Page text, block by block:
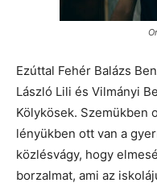
Ezúttal Fehér Balázs
László Lili és Vilmányi
Kölykösek. Szemükben
lényükben ott van a
közlésvágy, hogy
borzalmat, ami az